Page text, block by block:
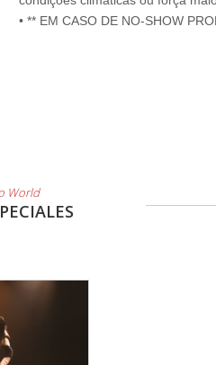
• ** EM CASO DE NO-SHOW
World